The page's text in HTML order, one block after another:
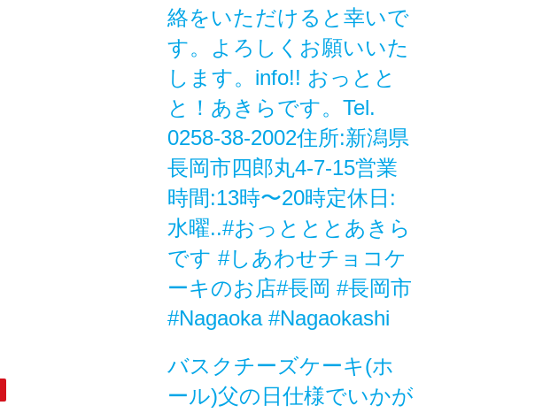
絡をいただけると幸いで
す。よろしくお願いいた
します。info!! おっとと
と！あきらです。Tel.
0258-38-2002住所:新潟県
長岡市四郎丸4-7-15営業
時間:13時〜20時定休日:
水曜..#おっとととあきら
です #しあわせチョコケ
ーキのお店#長岡 #長岡市
#Nagaoka #Nagaokashi
バスクチーズケーキ(ホ
ール)父の日仕様でいかが